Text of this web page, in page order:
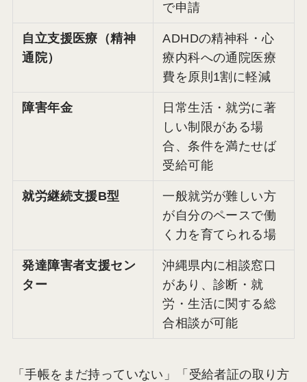
で申請
自立支援医療（精神
通院）
ADHDの精神科・心
療内科への通院医療
費を原則1割に軽減
障害年金
日常生活・就労に著
しい制限がある場
合、条件を満たせば
受給可能
就労継続支援B型
一般就労が難しい方
が自分のペースで働
く力を育てられる場
発達障害者支援セン
ター
沖縄県内に相談窓口
があり、診断・就
労・生活に関する総
合相談が可能
「手帳をまだ持っていない」「受給者証の取り方